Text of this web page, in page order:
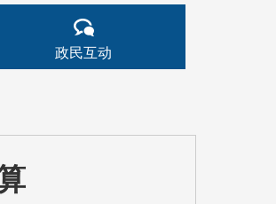
政民互动